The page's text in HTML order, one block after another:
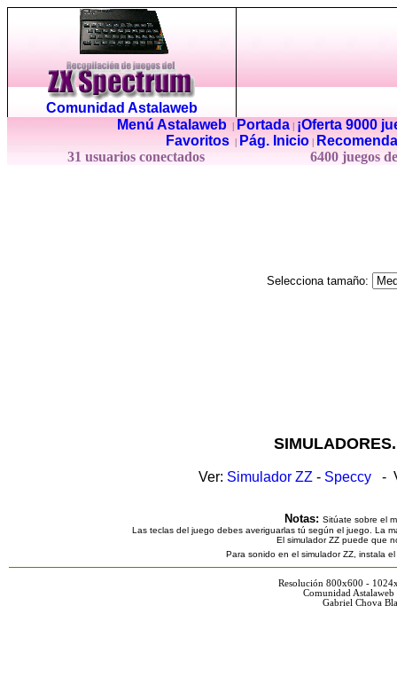
Comunidad Astalaweb
Menú Astalaweb| Portada|
¡Oferta 9000
Favoritos
Pág. Inicio
31 usuarios conectados
6400 juegos
Selecciona tamaño:
Ver: Simulador ZZ - Speccy -
Notas: Sitúate sobre el
Las teclas del juego debes averiguarlas tú según el juego. La
El simulador ZZ puede que
Para sonido en el simulador ZZ, instala
Resolución 800x600 -
Comunidad
Gabriel Chova